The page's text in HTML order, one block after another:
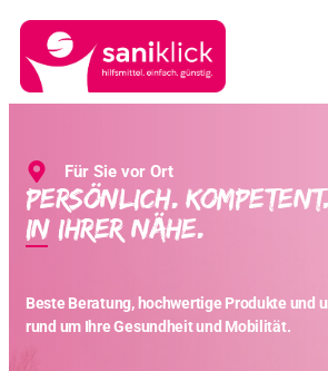
Für Sie vor Ort
Persönlich. Kompetent.
In Ihrer Nähe.
Beste Beratung, hochwertige Produkte und
rund um Ihre Gesundheit und Mobilität.